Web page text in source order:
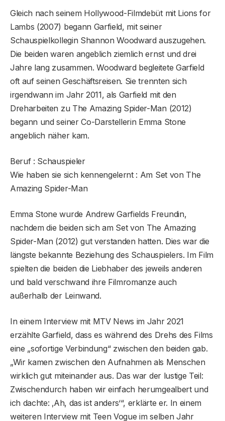
Gleich nach seinem Hollywood-Filmdebüt mit Lions for
Lambs (2007) begann Garfield, mit seiner
Schauspielkollegin Shannon Woodward auszugehen.
Die beiden waren angeblich ziemlich ernst und drei
Jahre lang zusammen. Woodward begleitete Garfield
oft auf seinen Geschäftsreisen. Sie trennten sich
irgendwann im Jahr 2011, als Garfield mit den
Dreharbeiten zu The Amazing Spider-Man (2012)
begann und seiner Co-Darstellerin Emma Stone
angeblich näher kam.
Beruf : Schauspieler
Wie haben sie sich kennengelernt : Am Set von The
Amazing Spider-Man
Emma Stone wurde Andrew Garfields Freundin,
nachdem die beiden sich am Set von The Amazing
Spider-Man (2012) gut verstanden hatten. Dies war die
längste bekannte Beziehung des Schauspielers. Im Film
spielten die beiden die Liebhaber des jeweils anderen
und bald verschwand ihre Filmromanze auch
außerhalb der Leinwand.
In einem Interview mit MTV News im Jahr 2021
erzählte Garfield, dass es während des Drehs des Films
eine „sofortige Verbindung“ zwischen den beiden gab.
„Wir kamen zwischen den Aufnahmen als Menschen
wirklich gut miteinander aus. Das war der lustige Teil:
Zwischendurch haben wir einfach herumgealbert und
ich dachte: ‚Ah, das ist anders‘“, erklärte er. In einem
weiteren Interview mit Teen Vogue im selben Jahr